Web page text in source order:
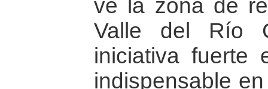
ve la zona de
Valle del Río
iniciativa fuerte
indispensable